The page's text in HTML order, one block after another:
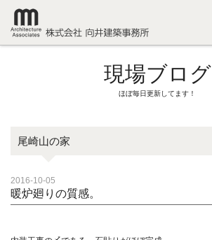
現場ブログ
ほぼ毎日更新してます！
尾崎山の家
2016-10-05
暖炉廻りの質感。